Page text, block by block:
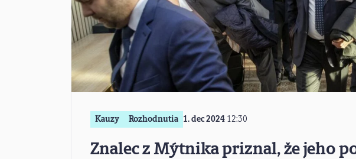
Kauzy Rozhodnutia 1. dec 2024 12:30
Znalec z Mýtnika priznal, že jeho